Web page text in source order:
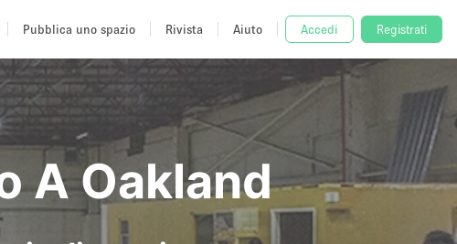
Pubblica uno spazio Rivista Aiuto Accedi Registrati
A Oakland